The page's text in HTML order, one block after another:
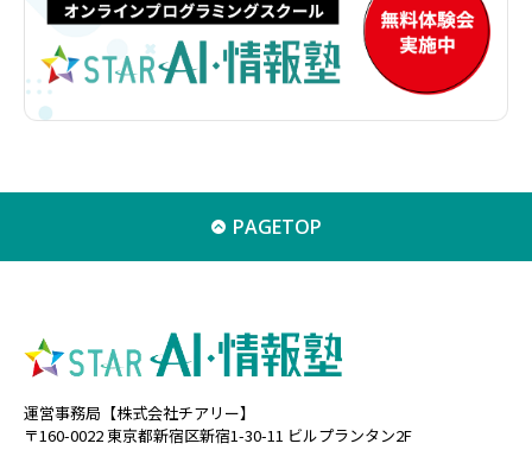
PAGETOP
運営事務局【株式会社チアリー】
〒160-0022 東京都新宿区新宿1-30-11 ビルプランタン2F